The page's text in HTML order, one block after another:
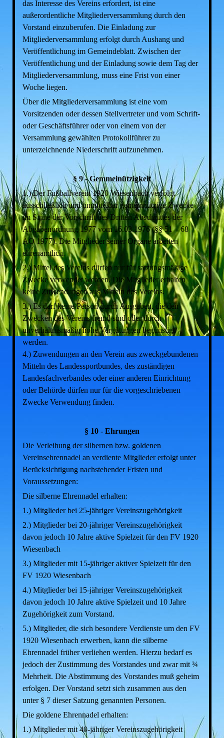
das Interesse des Vereins erfordert, ist eine
außerordentliche Mitgliederversammlung durch den
Vorstand einzuberufen. Die Einladung zur
Mitgliederversammlung erfolgt durch Aushang und
Veröffentlichung im Gemeindeblatt. Zwischen der
Veröffentlichung und der Einladung sowie dem Tag der
Mitgliederversammlung, muss eine Frist von einer
Woche liegen.
Über die Mitgliederversammlung ist eine vom
Vorsitzenden oder dessen Stellvertreter und vom Schrift-
oder Geschäftsführer oder von einem von der
Versammlung gewählten Protokollführer zu
unterzeichnende Niederschrift aufzunehmen.
§ 9 - Gemmeinützigkeit
1.) Der Fußballverein 1920 Wiesenbach verfolgt
ausschließlich und unmittelbar gemeinnützige Zwecke
im Sinne der Vorschrift des Dritten Abschnittes der
Abgabenordnung 1977 vom 16.03.1976 (§§ 51 – 68
AO 1977). Die Mitglieder seiner Organe arbeiten
ehrenamtlich.
2.) Mittel des Vereins dürfen nur für satzungsmäßige
Zwecke verwendet werden. Die Mitglieder erhalten
keine Zuwendungen aus Mitteln des Vereins.
3.) Es darf keine Person durch Ausgaben, die den
Zwecken des Vereins fremd sind oder durch
unverhältnismäßig hohe Vergütungen begünstigt
werden.
4.) Zuwendungen an den Verein aus zweckgebundenen
Mitteln des Landessportbundes, des zuständigen
Landesfachverbandes oder einer anderen Einrichtung
oder Behörde dürfen nur für die vorgeschriebenen
Zwecke Verwendung finden.
§ 10 - Ehrungen
Die Verleihung der silbernen bzw. goldenen
Vereinsehrennadel an verdiente Mitglieder erfolgt unter
Berücksichtigung nachstehender Fristen und
Voraussetzungen:
Die silberne Ehrennadel erhalten:
1.) Mitglieder bei 25-jähriger Vereinszugehörigkeit
2.) Mitglieder bei 20-jähriger Vereinszugehörigkeit
davon jedoch 10 Jahre aktive Spielzeit für den FV 1920
Wiesenbach
3.) Mitglieder mit 15-jähriger aktiver Spielzeit für den
FV 1920 Wiesenbach
4.) Mitglieder bei 15-jähriger Vereinszugehörigkeit
davon jedoch 10 Jahre aktive Spielzeit und 10 Jahre
Zugehörigkeit zum Vorstand.
5.) Mitglieder, die sich besondere Verdienste um den FV
1920 Wiesenbach erwerben, kann die silberne
Ehrennadel früher verliehen werden. Hierzu bedarf es
jedoch der Zustimmung des Vorstandes und zwar mit ¾
Mehrheit. Die Abstimmung des Vorstandes muß geheim
erfolgen. Der Vorstand setzt sich zusammen aus den
unter § 7 dieser Satzung genannten Personen.
Die goldene Ehrennadel erhalten:
1.) Mitglieder mit 40-jähriger Vereinszugehörigkeit